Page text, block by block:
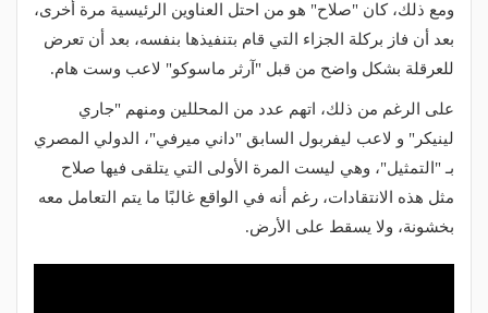
ومع ذلك، كان "صلاح" هو من احتل العناوين الرئيسية مرة أخرى،
بعد أن فاز بركلة الجزاء التي قام بتنفيذها بنفسه، بعد أن تعرض
للعرقلة بشكل واضح من قبل "آرثر ماسوكو" لاعب وست هام.
على الرغم من ذلك، اتهم عدد من المحللين ومنهم "جاري
لينيكر" و لاعب ليفربول السابق "داني ميرفي"، الدولي المصري
بـ "التمثيل"، وهي ليست المرة الأولى التي يتلقى فيها صلاح
مثل هذه الانتقادات، رغم أنه في الواقع غالبًا ما يتم التعامل معه
بخشونة، ولا يسقط على الأرض.